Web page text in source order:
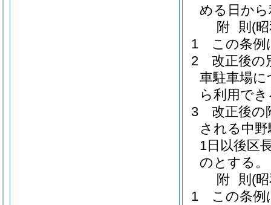
める日か
附 則 (
1
この条例
2
改正後の
車駐車場
ら利用で
3
改正後の
される中
1日以後区
のとする。
附 則 (
1
この条例